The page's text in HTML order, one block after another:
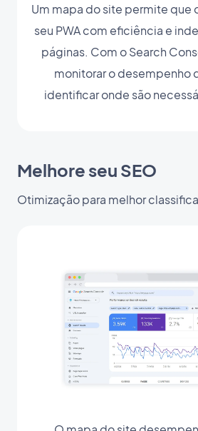
Um mapa do site permite que
seu PWA com eficiência e
páginas. Com o Search
monitorar o desempenho
identificar onde são
Melhore seu SEO
Otimização para melhor